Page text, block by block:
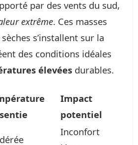
par des vents du sud,
extrême. Ces masses
s’installent sur la
des conditions idéales
élevées durables.
Impact
potentiel
Inconfort